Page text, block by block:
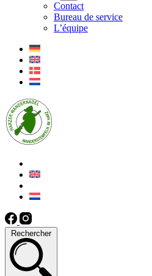
Contact
Bureau de service
L’équipe
Rechercher